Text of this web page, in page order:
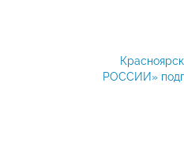
РОССИИ»